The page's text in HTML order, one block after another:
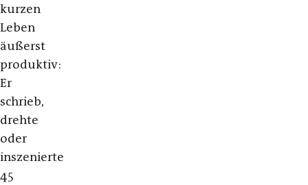
kurzen
Leben
äußerst
produktiv:
Er
schrieb,
drehte
oder
inszenierte
45